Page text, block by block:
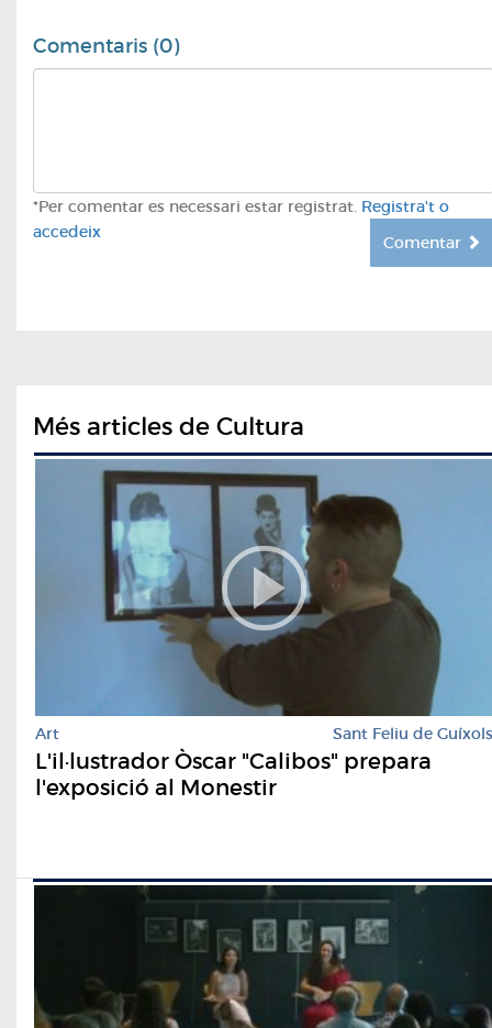
Comentaris (0)
*Per comentar es necessari estar registrat. Registra't o
accedeix
Comentar
Més articles de Cultura
Art Sant Feliu de Guíxols
L'il·lustrador Òscar "Calibos" prepara
l'exposició al Monestir